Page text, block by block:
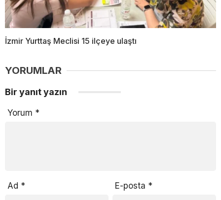
İzmir Yurttaş Meclisi 15 ilçeye ulaştı
YORUMLAR
Bir yanıt yazın
Yorum *
Ad * E-posta *